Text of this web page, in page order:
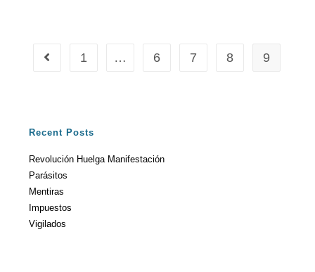
1 … 6 7 8 9
Recent Posts
Revolución Huelga Manifestación
Parásitos
Mentiras
Impuestos
Vigilados